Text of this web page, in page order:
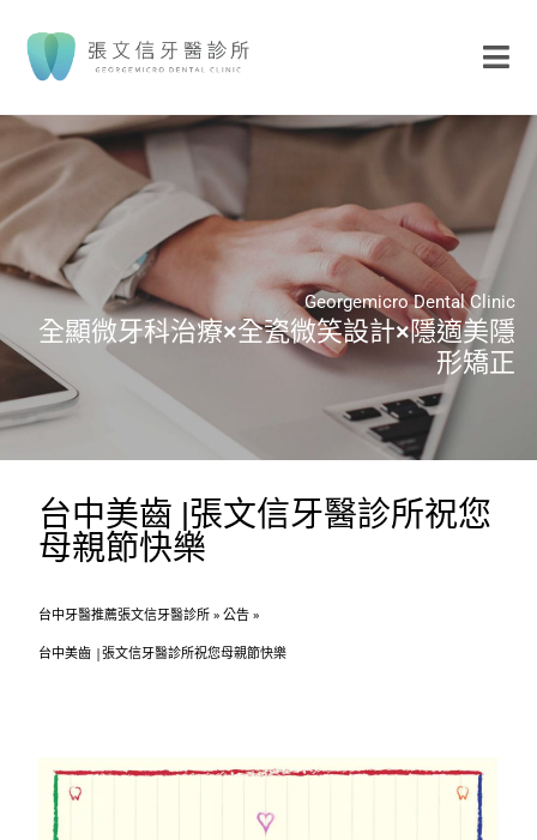
Georgemicro Dental Clinic
全顯微牙科治療×全瓷微笑設計×隱適美隱
形矯正
台中美齒 |張文信牙醫診所祝您
母親節快樂
台中牙醫推薦張文信牙醫診所 » 公告 »
台中美齒 |張文信牙醫診所祝您母親節快樂